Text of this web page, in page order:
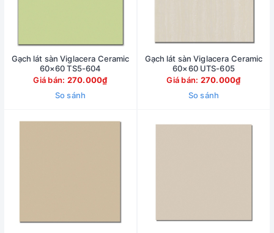
Gạch lát sàn Viglacera Ceramic
60×60 TS5-604
Giá bán: 270.000₫
So sánh
Gạch lát sàn Viglacera Ceramic
60×60 UTS-605
Giá bán: 270.000₫
So sánh